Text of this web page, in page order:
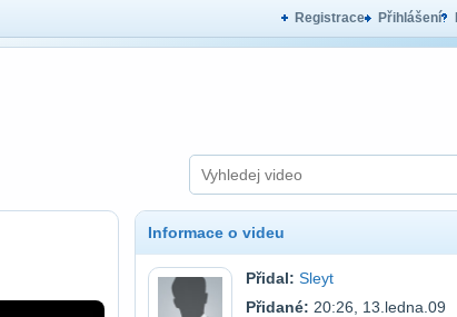
Registrace Přihlášení
Informace o videu
Přidal: Sleyt
Přidané: 20:26, 13.ledna.09